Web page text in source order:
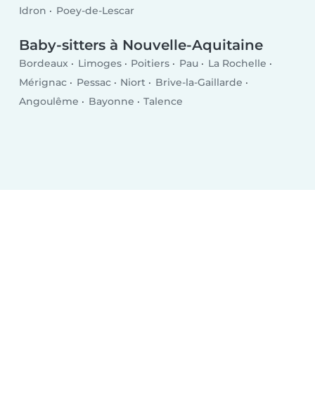
Idron
Poey-de-Lescar
Baby-sitters à Nouvelle-Aquitaine
Bordeaux Limoges Poitiers Pau
La Rochelle
Mérignac
Pessac Niort
Brive-la-Gaillarde
Angoulême
Bayonne Talence